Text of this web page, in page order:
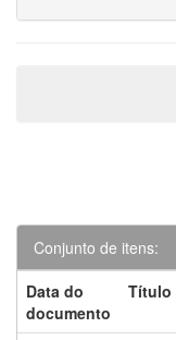
Conjunto de itens:
Data do
documento
Título